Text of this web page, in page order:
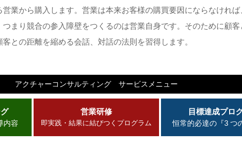
業から購入します。営業は本来お客様の購買要因にならなけれ
まり競合の参入障壁をつくるのは営業自身です。そのために顧客
との距離を縮める会話、対話の法則を習得します。
アクチャーコンサルティング サービスメニュー
内容
営業研修
即実践・結果に結びつくプログラム
目標達成プロ
恒常的必達の『3 つ